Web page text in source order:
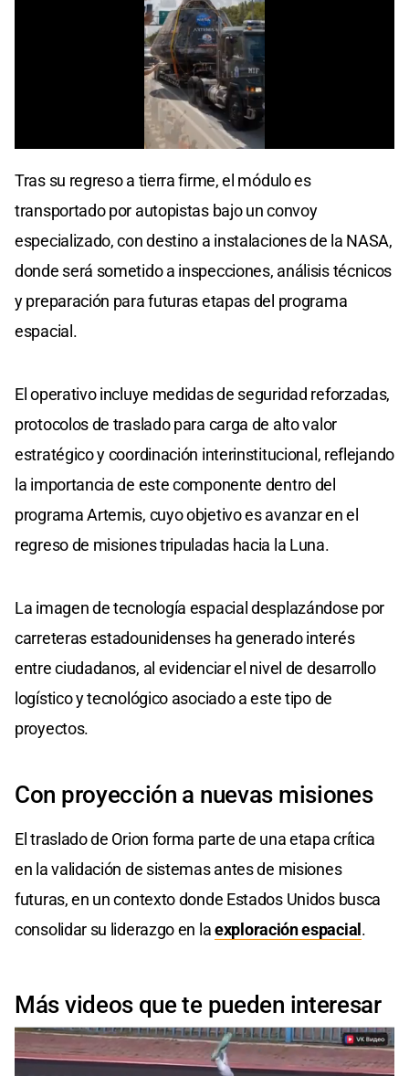
20
Tras su regreso a tierra firme, el módulo es
transportado por autopistas bajo un convoy
especializado, con destino a instalaciones de la NASA,
donde será sometido a inspecciones, análisis técnicos
y preparación para futuras etapas del programa
espacial.
El operativo incluye medidas de seguridad reforzadas,
protocolos de traslado para carga de alto valor
estratégico y coordinación interinstitucional, reflejando
la importancia de este componente dentro del
programa Artemis, cuyo objetivo es avanzar en el
regreso de misiones tripuladas hacia la Luna.
La imagen de tecnología espacial desplazándose por
carreteras estadounidenses ha generado interés
entre ciudadanos, al evidenciar el nivel de desarrollo
logístico y tecnológico asociado a este tipo de
proyectos.
Con proyección a nuevas misiones
El traslado de Orion forma parte de una etapa crítica
en la validación de sistemas antes de misiones
futuras, en un contexto donde Estados Unidos busca
consolidar su liderazgo en laexploración espacial.
Más videos que te pueden interesar